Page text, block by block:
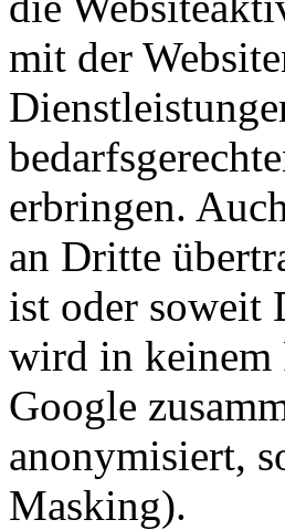
mit der
erbringen.
an Dritte
ist oder soweit
wird in keinem
Google
anonymisiert,
Masking).